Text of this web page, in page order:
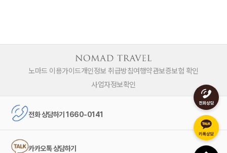
노마드 이용가이드개인정보 취급방침여행약관보증보험 확인
사업자정보확인
전화 상담하기 1660-0141
카카오톡 상담하기